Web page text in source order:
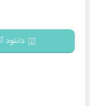
دانلود